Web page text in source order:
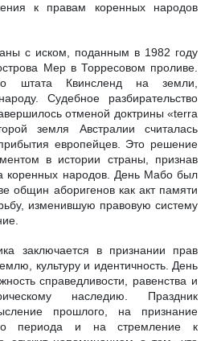
к правам коренных народов
с иском, поданным в 1982 году
Мер в Торресовом проливе.
штата Квинсленд на земли,
Судебное разбирательство
отменой доктрины «terra
земля Австралии считалась
европейцев. Это решение
в истории страны, признав
коренных народов. День Мабо был
общин аборигенов как акт памяти
изменившую правовую систему
заключается в признании прав
культуру и идентичность. День
справедливости, равенства и
наследию. Праздник
прошлого, на признание
периода и на стремление к